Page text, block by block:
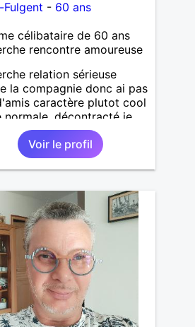
Fulgent - 60 ans
célibataire de 60 ans
rencontre amoureuse
relation sérieuse
la compagnie donc ai pas
caractère plutot cool
normale ,décontracté je
rencontrer une
aimant la nature
,quelqu'un de simple
à vos claviers
Voir le profil